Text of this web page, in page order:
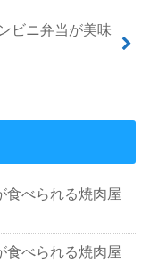
ビニ弁当が美味
食べられる焼肉屋
食べられる焼肉屋